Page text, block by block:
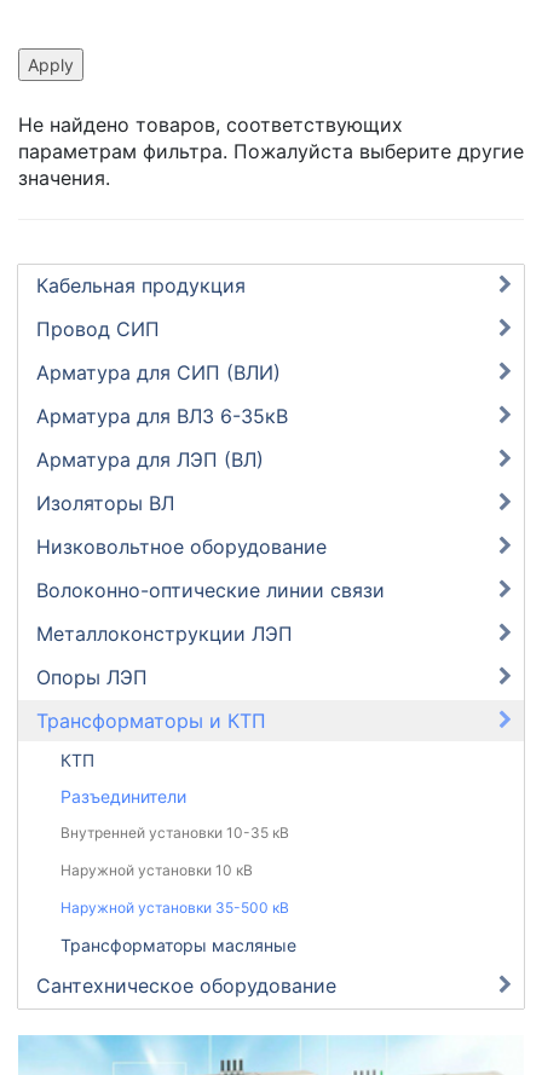
Кабельная продукция
Провод СИП
Арматура для СИП (ВЛИ)
Арматура для ВЛЗ 6-35кВ
Арматура для ЛЭП (ВЛ)
Изоляторы ВЛ
Низковольтное оборудование
Волоконно-оптические линии связи
Металлоконструкции ЛЭП
Опоры ЛЭП
Трансформаторы и КТП
КТП
Разъединители
Внутренней установки 10-35 кВ
Наружной установки 10 кВ
Наружной установки 35-500 кВ
Трансформаторы масляные
Сантехническое оборудование
Не найдено товаров, соответствующих
параметрам фильтра. Пожалуйста выберите другие
значения.